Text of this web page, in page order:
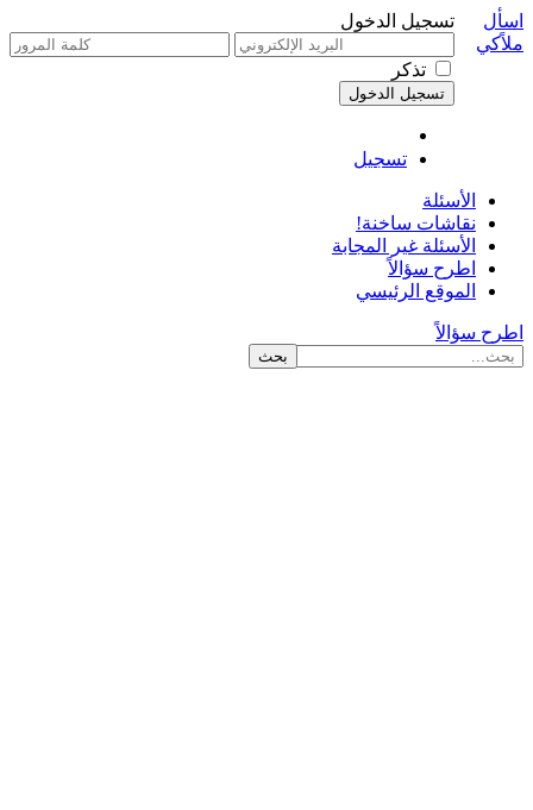
تسجيل الدخول
تذكر
تسجيل
اسأل
ملاًكي
الأسئلة
نقاشات ساخنة!
الأسئلة غير المجابة
اطرح سؤالاً
الموقع الرئيسي
اطرح سؤالاً